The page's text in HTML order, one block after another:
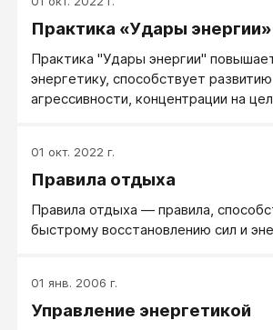
Практика «Удары энергии»
Практика "Удары энергии"
энергетику, способствует
агрессивности, концентрации на
01 окт. 2022 г.
Правила отдыха
Правила отдыха — правила,
быстрому восстановлению сил и
01 янв. 2006 г.
Управление энергетикой